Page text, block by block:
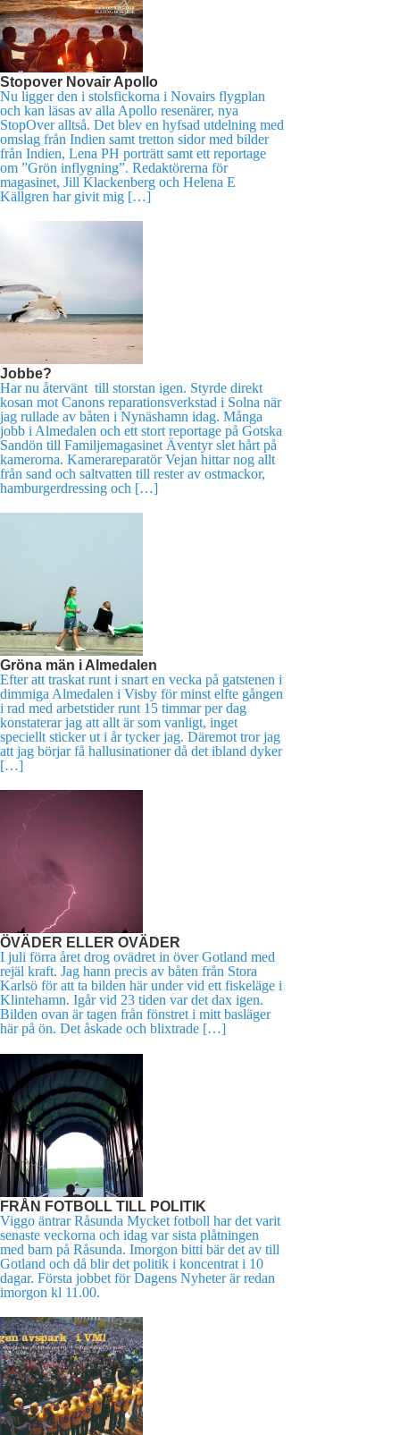
Stopover Novair Apollo
Nu ligger den i stolsfickorna i Novairs flygplan
och kan läsas av alla Apollo resenärer, nya
StopOver alltså. Det blev en hyfsad utdelning med
omslag från Indien samt tretton sidor med bilder
från Indien, Lena PH porträtt samt ett reportage
om ”Grön inflygning”. Redaktörerna för
magasinet, Jill Klackenberg och Helena E
Källgren har givit mig […]
Jobbe?
Har nu återvänt till storstan igen. Styrde direkt
kosan mot Canons reparationsverkstad i Solna när
jag rullade av båten i Nynäshamn idag. Många
jobb i Almedalen och ett stort reportage på Gotska
Sandön till Familjemagasinet Äventyr slet hårt på
kamerorna. Kamerareparatör Vejan hittar nog allt
från sand och saltvatten till rester av ostmackor,
hamburgerdressing och […]
Gröna män i Almedalen
Efter att traskat runt i snart en vecka på gatstenen i
dimmiga Almedalen i Visby för minst elfte gången
i rad med arbetstider runt 15 timmar per dag
konstaterar jag att allt är som vanligt, inget
speciellt sticker ut i år tycker jag. Däremot tror jag
att jag börjar få hallusinationer då det ibland dyker
[…]
ÖVÄDER ELLER OVÄDER
I juli förra året drog ovädret in över Gotland med
rejäl kraft. Jag hann precis av båten från Stora
Karlsö för att ta bilden här under vid ett fiskeläge i
Klintehamn. Igår vid 23 tiden var det dax igen.
Bilden ovan är tagen från fönstret i mitt basläger
här på ön. Det åskade och blixtrade […]
FRÅN FOTBOLL TILL POLITIK
Viggo äntrar Råsunda Mycket fotboll har det varit
senaste veckorna och idag var sista plåtningen
med barn på Råsunda. Imorgon bitti bär det av till
Gotland och då blir det politik i koncentrat i 10
dagar. Första jobbet för Dagens Nyheter är redan
imorgon kl 11.00.